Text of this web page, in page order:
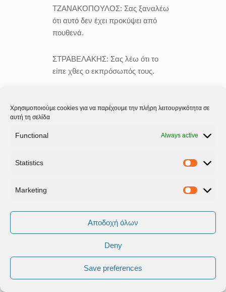
Χρησιμοποιούμε cookies για να παρέχουμε την πλήρη λειτουργικότητα σε
αυτή τη σελίδα
Functional Always active
Statistics
Marketing
Αποδοχή όλων
Deny
Save preferences
ΤΖΑΝΑΚΟΠΟΥΛΟΣ: Σας ξαναλέω
ότι αυτό δεν έχει προκύψει από
πουθενά.
ΣΤΡΑΒΕΛΑΚΗΣ: Σας λέω ότι το
είπε χθες ο εκπρόσωπός τους.
σας υπενθυμίζω ότι εμμένω στην
είναι να αρχίσουμε τις εικοτολογίες
σε σχέση με το τι θα κάνουν ή τι δεν
θα κάνουν;
αφορά τον χρόνο των εκλογών και